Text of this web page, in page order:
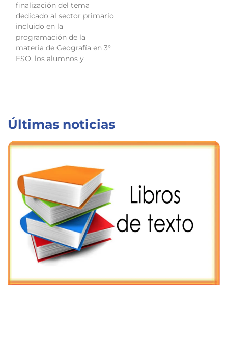
finalización del tema
dedicado al sector primario
incluido en la
programación de la
materia de Geografía en 3°
ESO, los alumnos y
Últimas noticias